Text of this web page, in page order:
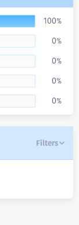
100%
0%
0%
0%
0%
Filters